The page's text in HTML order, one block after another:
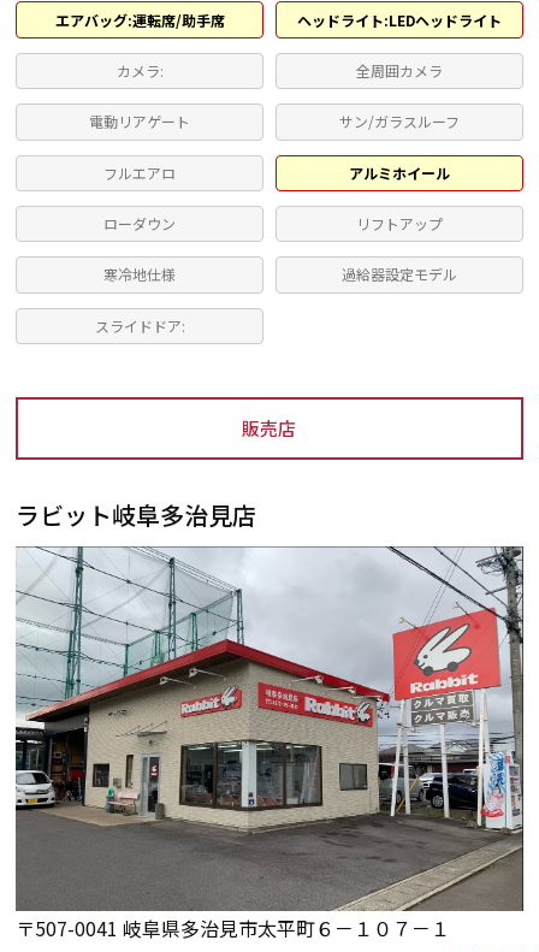
エアバッグ:運転席/助手席 ヘッドライト:LEDヘッドライト
カメラ: 全周囲カメラ
電動リアゲート サン/ガラスルーフ
フルエアロ アルミホイール
ローダウン リフトアップ
寒冷地仕様 過給器設定モデル
スライドドア:
販売店
ラビット岐阜多治見店
〒507-0041 岐阜県多治見市太平町６－１０７－１